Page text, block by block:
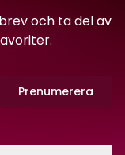
och ta del av
Prenumerera